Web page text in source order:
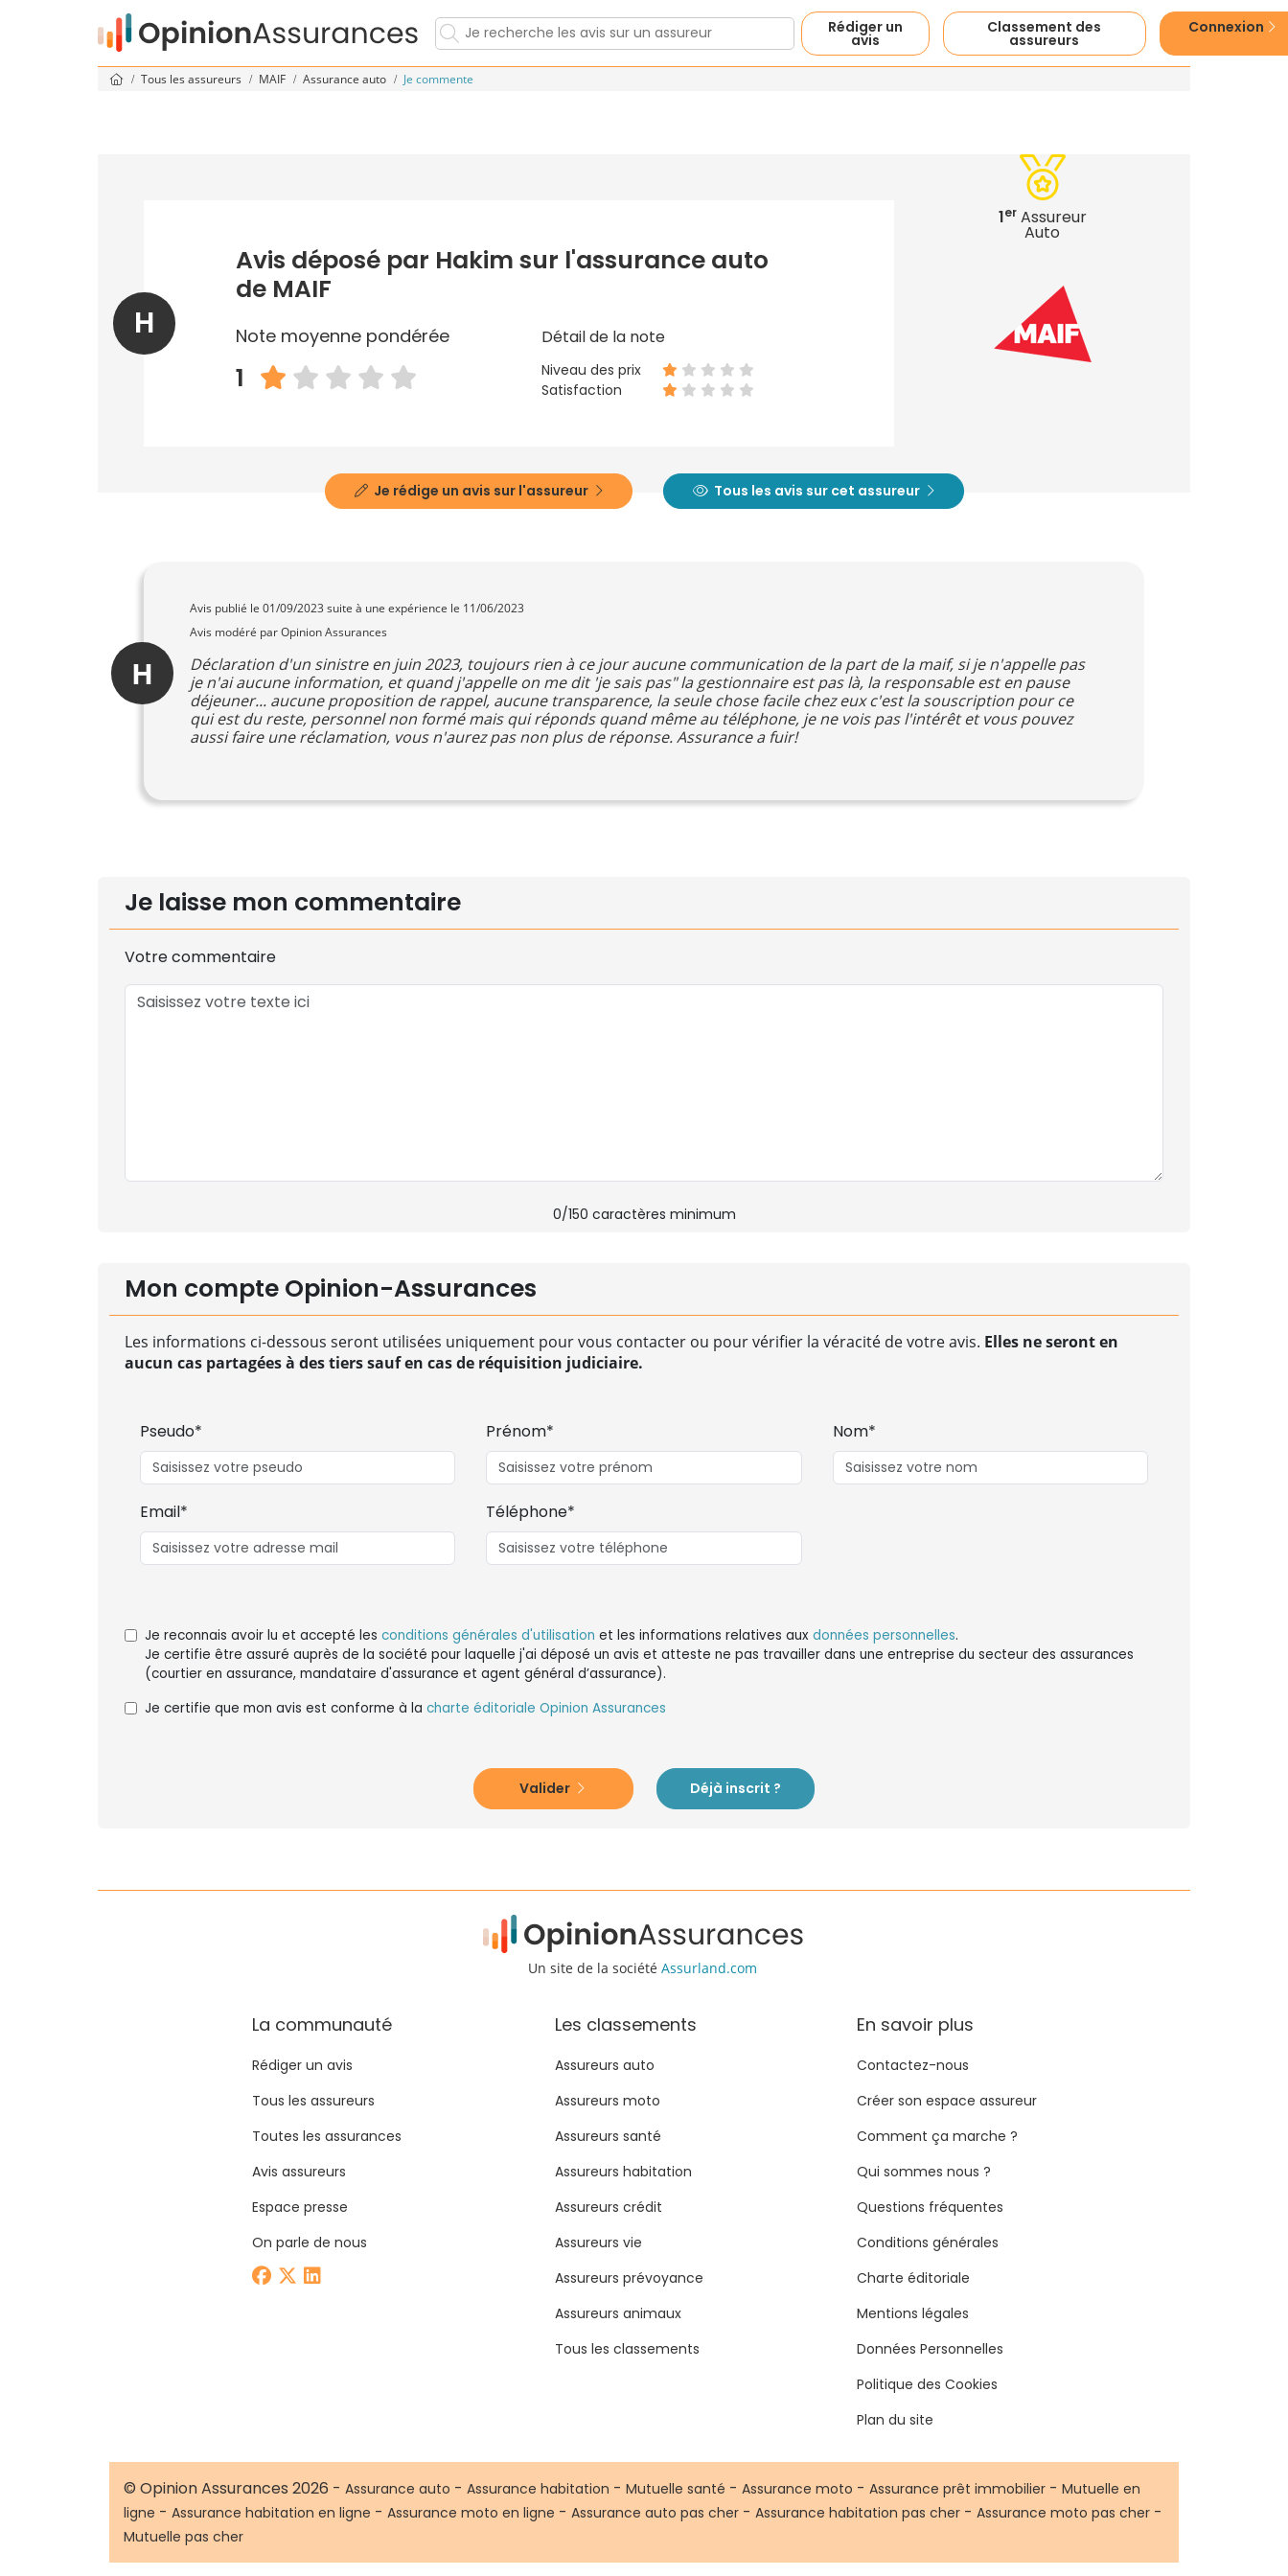
Rédiger un
avis
Classement des
assureurs
Connexion
Tous les assureurs MAIF Assurance auto Je commente
H
Avis déposé par Hakim sur l'assurance auto
de MAIF
Note moyenne pondérée
1
Détail de la note
Niveau des prix
Satisfaction
1er Assureur
Auto
Je rédige un avis sur l'assureur Tous les avis sur cet assureur
H
Avis publié le 01/09/2023 suite à une expérience le 11/06/2023
Avis modéré par Opinion Assurances
Déclaration d'un sinistre en juin 2023, toujours rien à ce jour aucune communication de la part de la maif, si je n'appelle pas
je n'ai aucune information, et quand j'appelle on me dit 'je sais pas" la gestionnaire est pas là, la responsable est en pause
déjeuner... aucune proposition de rappel, aucune transparence, la seule chose facile chez eux c'est la souscription pour ce
qui est du reste, personnel non formé mais qui réponds quand même au téléphone, je ne vois pas l'intérêt et vous pouvez
aussi faire une réclamation, vous n'aurez pas non plus de réponse. Assurance a fuir!
Je laisse mon commentaire
Votre commentaire
0/150 caractères minimum
Mon compte Opinion-Assurances
Les informations ci-dessous seront utilisées uniquement pour vous contacter ou pour vérifier la véracité de votre avis. Elles ne seront en
aucun cas partagées à des tiers sauf en cas de réquisition judiciaire.
Pseudo* Prénom* Nom*
Email* Téléphone*
Je reconnais avoir lu et accepté les conditions générales d'utilisation et les informations relatives aux données personnelles.
Je certifie être assuré auprès de la société pour laquelle j'ai déposé un avis et atteste ne pas travailler dans une entreprise du secteur des assurances
(courtier en assurance, mandataire d'assurance et agent général d’assurance).
Je certifie que mon avis est conforme à la charte éditoriale Opinion Assurances
Valider Déjà inscrit ?
Un site de la société Assurland.com
La communauté
Rédiger un avis
Tous les assureurs
Toutes les assurances
Avis assureurs
Espace presse
On parle de nous
Les classements
Assureurs auto
Assureurs moto
Assureurs santé
Assureurs habitation
Assureurs crédit
Assureurs vie
Assureurs prévoyance
Assureurs animaux
Tous les classements
En savoir plus
Contactez-nous
Créer son espace assureur
Comment ça marche ?
Qui sommes nous ?
Questions fréquentes
Conditions générales
Charte éditoriale
Mentions légales
Données Personnelles
Politique des Cookies
Plan du site
© Opinion Assurances 2026 - Assurance auto - Assurance habitation - Mutuelle santé - Assurance moto - Assurance prêt immobilier - Mutuelle en
ligne - Assurance habitation en ligne - Assurance moto en ligne - Assurance auto pas cher - Assurance habitation pas cher - Assurance moto pas cher -
Mutuelle pas cher